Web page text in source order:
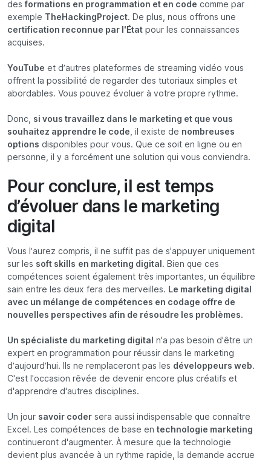
des formations en programmation et en code comme par
exemple TheHackingProject. De plus, nous offrons une
certification reconnue par l'État pour les connaissances
acquises.
YouTube et d’autres plateformes de streaming vidéo vous
offrent la possibilité de regarder des tutoriaux simples et
abordables. Vous pouvez évoluer à votre propre rythme.
Donc, si vous travaillez dans le marketing et que vous
souhaitez apprendre le code, il existe de nombreuses
options disponibles pour vous. Que ce soit en ligne ou en
personne, il y a forcément une solution qui vous conviendra.
Pour conclure, il est temps
d’évoluer dans le marketing
digital
Vous l’aurez compris, il ne suffit pas de s'appuyer uniquement
sur les soft skills en marketing digital . Bien que ces
compétences soient également très importantes, un équilibre
sain entre les deux fera des merveilles. Le marketing digital
avec un mélange de compétences en codage offre de
nouvelles perspectives afin de résoudre les problèmes.
Un spécialiste du marketing digital n'a pas besoin d'être un
expert en programmation pour réussir dans le marketing
d’aujourd’hui. Ils ne remplaceront pas les développeurs web.
C'est l'occasion rêvée de devenir encore plus créatifs et
d'apprendre d'autres disciplines.
Un jour savoir coder sera aussi indispensable que connaître
Excel. Les compétences de base en technologie marketing
continueront d'augmenter. À mesure que la technologie
devient plus avancée à un rythme rapide, la demande accrue